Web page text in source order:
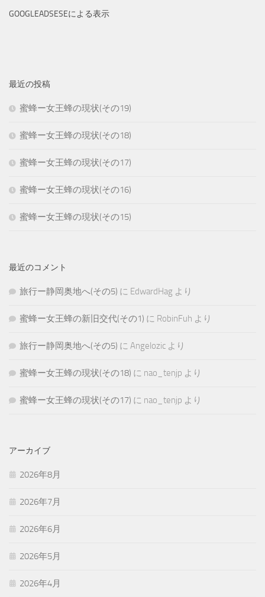
GOOGLEADSESEによる表示
最近の投稿
蜜蜂ー女王蜂の現状(その19)
蜜蜂ー女王蜂の現状(その18)
蜜蜂ー女王蜂の現状(その17)
蜜蜂ー女王蜂の現状(その16)
蜜蜂ー女王蜂の現状(その15)
最近のコメント
旅行ー静岡奥地へ(その5) に EdwardHag より
蜜蜂ー女王蜂の新旧交代(その1) に RobinFuh より
旅行ー静岡奥地へ(その5) に Angelozic より
蜜蜂ー女王蜂の現状(その18) に nao_tenjp より
蜜蜂ー女王蜂の現状(その17) に nao_tenjp より
アーカイブ
2026年8月
2026年7月
2026年6月
2026年5月
2026年4月